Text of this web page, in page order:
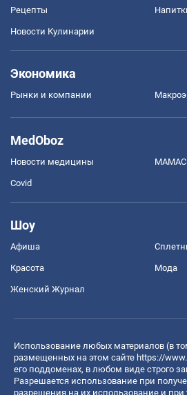
Рецепты
Новости Кулинарии
Экономика
Рынки и компании
MedOboz
Новости медицины
Covid
Шоу
Афиша
Красота Мода
Женский Журнал
Использование любых материалов (в
размещенных на этом сайте https://
его поддоменах, в любом виде строго
Разрешается использование при
разрешения на их использование и при